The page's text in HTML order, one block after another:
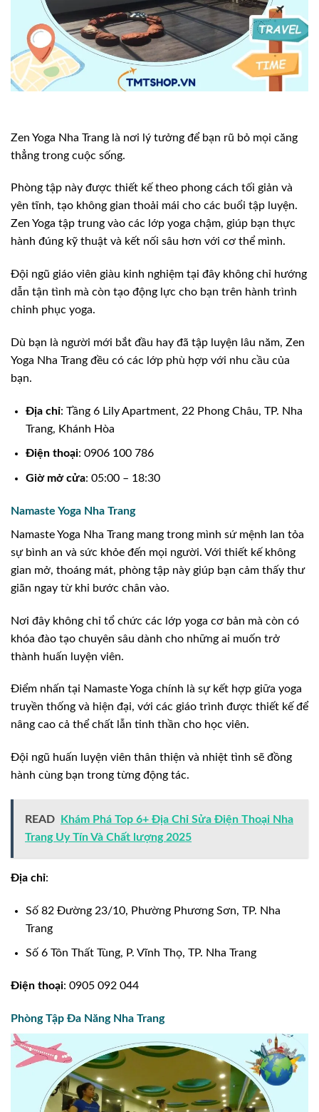
Zen Yoga Nha Trang là nơi lý tưởng để bạn rũ bỏ mọi căng
thẳng trong cuộc sống.
Phòng tập này được thiết kế theo phong cách tối giản và
yên tĩnh, tạo không gian thoải mái cho các buổi tập luyện.
Zen Yoga tập trung vào các lớp yoga chậm, giúp bạn thực
hành đúng kỹ thuật và kết nối sâu hơn với cơ thể mình.
Đội ngũ giáo viên giàu kinh nghiệm tại đây không chỉ hướng
dẫn tận tình mà còn tạo động lực cho bạn trên hành trình
chinh phục yoga.
Dù bạn là người mới bắt đầu hay đã tập luyện lâu năm, Zen
Yoga Nha Trang đều có các lớp phù hợp với nhu cầu của
bạn.
Địa chỉ: Tầng 6 Lily Apartment, 22 Phong Châu, TP. Nha
Trang, Khánh Hòa
Điện thoại: 0906 100 786
Giờ mở cửa: 05:00 – 18:30
Namaste Yoga Nha Trang
Namaste Yoga Nha Trang mang trong mình sứ mệnh lan tỏa
sự bình an và sức khỏe đến mọi người. Với thiết kế không
gian mở, thoáng mát, phòng tập này giúp bạn cảm thấy thư
giãn ngay từ khi bước chân vào.
Nơi đây không chỉ tổ chức các lớp yoga cơ bản mà còn có
khóa đào tạo chuyên sâu dành cho những ai muốn trở
thành huấn luyện viên.
Điểm nhấn tại Namaste Yoga chính là sự kết hợp giữa yoga
truyền thống và hiện đại, với các giáo trình được thiết kế để
nâng cao cả thể chất lẫn tinh thần cho học viên.
Đội ngũ huấn luyện viên thân thiện và nhiệt tình sẽ đồng
hành cùng bạn trong từng động tác.
READ
Khám Phá Top 6+ Địa Chỉ Sửa Điện Thoại Nha
Trang Uy Tín Và Chất lượng 2025
Địa chỉ:
Số 82 Đường 23/10, Phường Phương Sơn, TP. Nha
Trang
Số 6 Tôn Thất Tùng, P. Vĩnh Thọ, TP. Nha Trang
Điện thoại: 0905 092 044
Phòng Tập Đa Năng Nha Trang